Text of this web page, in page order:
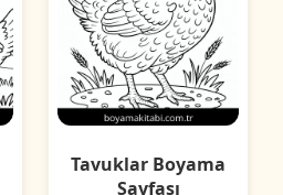
Tavuklar Boyama
Sayfası